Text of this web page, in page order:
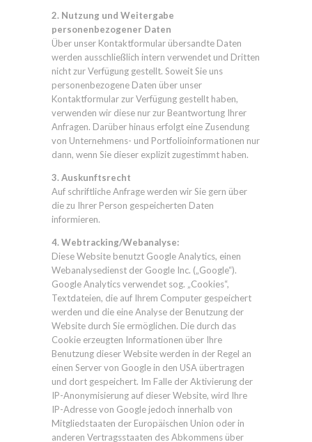
2. Nutzung und Weitergabe
personenbezogener Daten
Über unser Kontaktformular übersandte Daten
werden ausschließlich intern verwendet und Dritten
nicht zur Verfügung gestellt. Soweit Sie uns
personenbezogene Daten über unser
Kontaktformular zur Verfügung gestellt haben,
verwenden wir diese nur zur Beantwortung Ihrer
Anfragen. Darüber hinaus erfolgt eine Zusendung
von Unternehmens- und Portfolioinformationen nur
dann, wenn Sie dieser explizit zugestimmt haben.
3. Auskunftsrecht
Auf schriftliche Anfrage werden wir Sie gern über
die zu Ihrer Person gespeicherten Daten
informieren.
4. Webtracking/Webanalyse:
Diese Website benutzt Google Analytics, einen
Webanalysedienst der Google Inc. („Google“).
Google Analytics verwendet sog. „Cookies“,
Textdateien, die auf Ihrem Computer gespeichert
werden und die eine Analyse der Benutzung der
Website durch Sie ermöglichen. Die durch das
Cookie erzeugten Informationen über Ihre
Benutzung dieser Website werden in der Regel an
einen Server von Google in den USA übertragen
und dort gespeichert. Im Falle der Aktivierung der
IP-Anonymisierung auf dieser Website, wird Ihre
IP-Adresse von Google jedoch innerhalb von
Mitgliedstaaten der Europäischen Union oder in
anderen Vertragsstaaten des Abkommens über